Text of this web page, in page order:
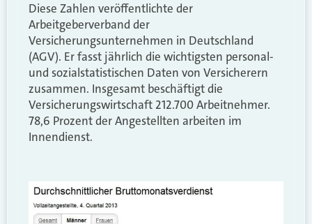
Diese Zahlen veröffentlichte der
Arbeitgeberverband der
Versicherungsunternehmen in Deutschland
(AGV). Er fasst jährlich die wichtigsten personal-
und sozialstatistischen Daten von Versicherern
zusammen. Insgesamt beschäftigt die
Versicherungswirtschaft 212.700 Arbeitnehmer.
78,6 Prozent der Angestellten arbeiten im
Innendienst.